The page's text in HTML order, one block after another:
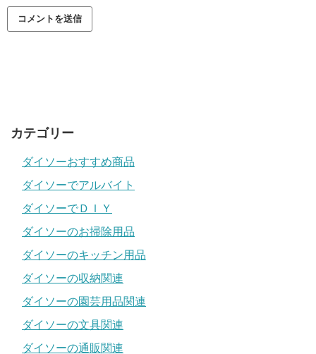
カテゴリー
ダイソーおすすめ商品
ダイソーでアルバイト
ダイソーでＤＩＹ
ダイソーのお掃除用品
ダイソーのキッチン用品
ダイソーの収納関連
ダイソーの園芸用品関連
ダイソーの文具関連
ダイソーの通販関連